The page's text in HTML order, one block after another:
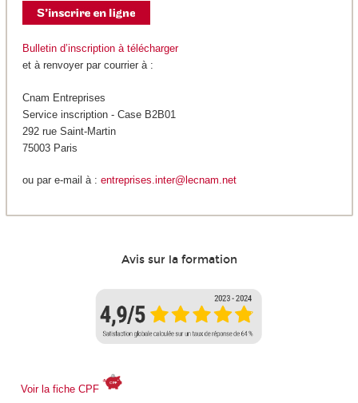
Bulletin d’inscription à télécharger
et à renvoyer par courrier à :
Cnam Entreprises
Service inscription - Case B2B01
292 rue Saint-Martin
75003 Paris
ou par e-mail à : entreprises.inter@lecnam.net
Avis sur la formation
Voir la fiche CPF